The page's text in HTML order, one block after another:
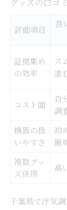
評価項目
良
証拠集め
の効率
ス
進
コスト面
自
調
機器の扱
いやすさ
初
簡
複数グッ
ズ併用
高
千葉県で浮気